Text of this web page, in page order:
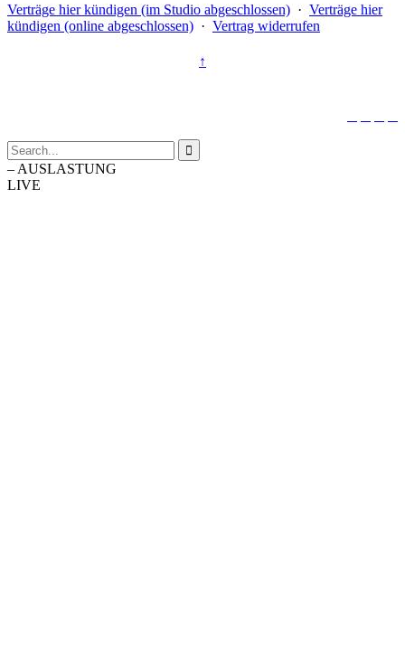
Verträge hier kündigen (im Studio abgeschlossen) · Verträge hier
kündigen (online abgeschlossen) · Vertrag widerrufen
↑

– AUSLASTUNG
LIVE